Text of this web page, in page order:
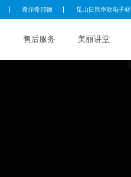
希尔希邦德 昆山日昌华欣电子材
售后服务 美丽讲堂